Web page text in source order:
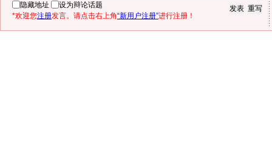
隐藏地址
设为辩论话题
*欢迎您注册发言。请点击右上角“新用户注册”进行注册！